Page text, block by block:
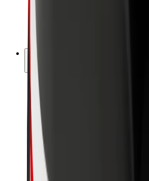
O nas
Biuro prasowe